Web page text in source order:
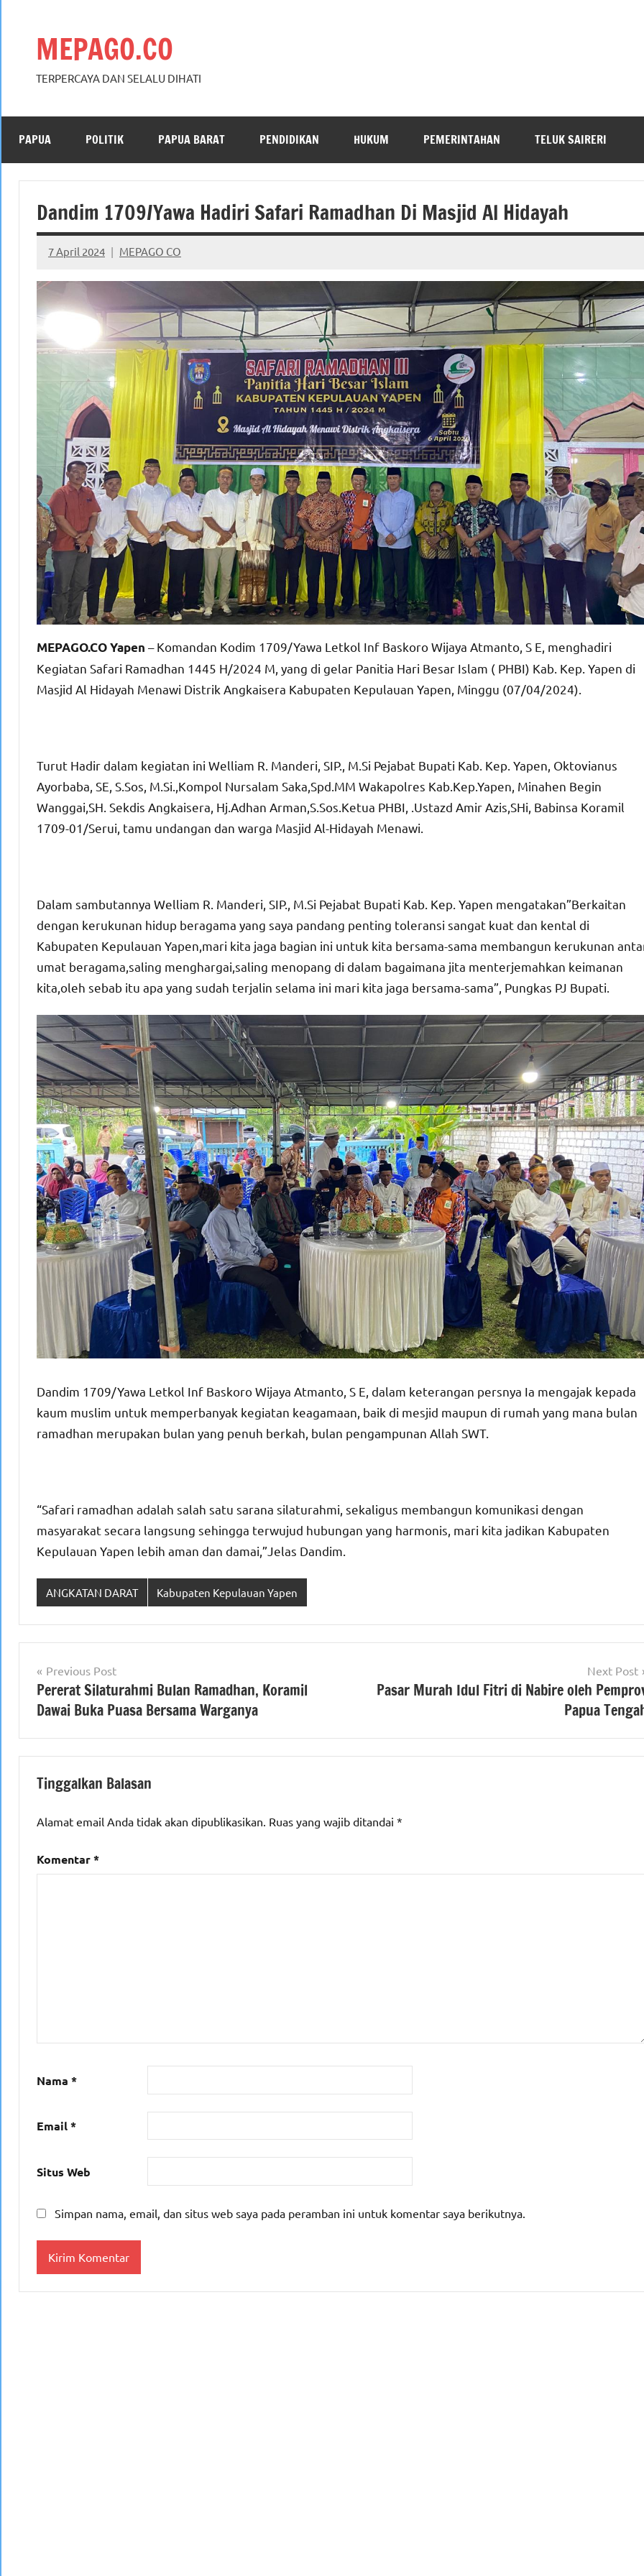
MEPAGO.CO
TERPERCAYA DAN SELALU DIHATI
PAPUA POLITIK PAPUA BARAT PENDIDIKAN HUKUM PEMERINTAHAN TELUK SAIRERI
Dandim 1709/Yawa Hadiri Safari Ramadhan Di Masjid Al Hidayah
7 April 2024 MEPAGO CO
No
comments
MEPAGO.CO Yapen – Komandan Kodim 1709/Yawa Letkol Inf Baskoro Wijaya Atmanto, S E, menghadiri
Kegiatan Safari Ramadhan 1445 H/2024 M, yang di gelar Panitia Hari Besar Islam ( PHBI) Kab. Kep. Yapen di
Masjid Al Hidayah Menawi Distrik Angkaisera Kabupaten Kepulauan Yapen, Minggu (07/04/2024).
Turut Hadir dalam kegiatan ini Welliam R. Manderi, SIP., M.Si Pejabat Bupati Kab. Kep. Yapen, Oktovianus
Ayorbaba, SE, S.Sos, M.Si.,Kompol Nursalam Saka,Spd.MM Wakapolres Kab.Kep.Yapen, Minahen Begin
Wanggai,SH. Sekdis Angkaisera, Hj.Adhan Arman,S.Sos.Ketua PHBI, .Ustazd Amir Azis,SHi, Babinsa Koramil
1709-01/Serui, tamu undangan dan warga Masjid Al-Hidayah Menawi.
Dalam sambutannya Welliam R. Manderi, SIP., M.Si Pejabat Bupati Kab. Kep. Yapen mengatakan”Berkaitan
dengan kerukunan hidup beragama yang saya pandang penting toleransi sangat kuat dan kental di
Kabupaten Kepulauan Yapen,mari kita jaga bagian ini untuk kita bersama-sama membangun kerukunan
umat beragama,saling menghargai,saling menopang di dalam bagaimana jita menterjemahkan keimanan
kita,oleh sebab itu apa yang sudah terjalin selama ini mari kita jaga bersama-sama”, Pungkas PJ Bupati.
Dandim 1709/Yawa Letkol Inf Baskoro Wijaya Atmanto, S E, dalam keterangan persnya Ia mengajak kepada
kaum muslim untuk memperbanyak kegiatan keagamaan, baik di mesjid maupun di rumah yang mana bulan
ramadhan merupakan bulan yang penuh berkah, bulan pengampunan Allah SWT.
“Safari ramadhan adalah salah satu sarana silaturahmi, sekaligus membangun komunikasi dengan
masyarakat secara langsung sehingga terwujud hubungan yang harmonis, mari kita jadikan Kabupaten
Kepulauan Yapen lebih aman dan damai,”Jelas Dandim.
ANGKATAN DARAT Kabupaten Kepulauan Yapen
Navigasi
pos
Previous Post
Pererat Silaturahmi Bulan Ramadhan, Koramil
Dawai Buka Puasa Bersama Warganya
Next Post
Pasar Murah Idul Fitri di Nabire oleh
Papua
Tinggalkan Balasan
Alamat email Anda tidak akan dipublikasikan. Ruas yang wajib ditandai *
Komentar*
Nama *
Email*
Situs Web
Simpan nama, email, dan situs web saya pada peramban ini untuk komentar saya berikutnya.